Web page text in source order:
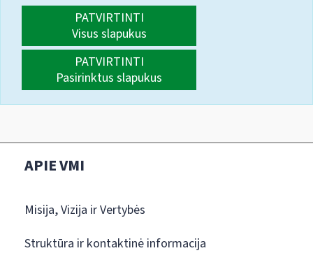
PATVIRTINTI
Visus slapukus
PATVIRTINTI
Pasirinktus slapukus
APIE VMI
Misija, Vizija ir Vertybės
Struktūra ir kontaktinė informacija